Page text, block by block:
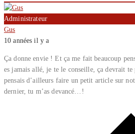
Administrateur
Gus
10 années il y a
Ça donne envie ! Et ça me fait beaucoup
es jamais allé, je te le conseille, ça devrait
pensais d’ailleurs faire un petit article sur
dernier, tu m’as devancé…!